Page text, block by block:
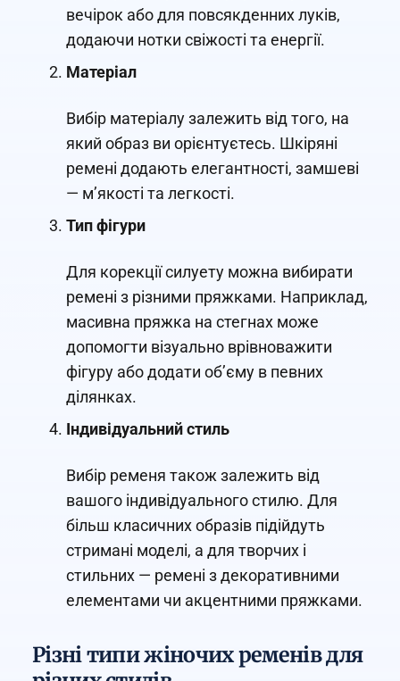
вечірок або для повсякденних луків,
додаючи нотки свіжості та енергії.
Матеріал
Вибір матеріалу залежить від того, на
який образ ви орієнтуєтесь. Шкіряні
ремені додають елегантності, замшеві
— м’якості та легкості.
Тип фігури
Для корекції силуету можна вибирати
ремені з різними пряжками. Наприклад,
масивна пряжка на стегнах може
допомогти візуально врівноважити
фігуру або додати об’єму в певних
ділянках.
Індивідуальний стиль
Вибір ременя також залежить від
вашого індивідуального стилю. Для
більш класичних образів підійдуть
стримані моделі, а для творчих і
стильних — ремені з декоративними
елементами чи акцентними пряжками.
Різні типи жіночих ременів для